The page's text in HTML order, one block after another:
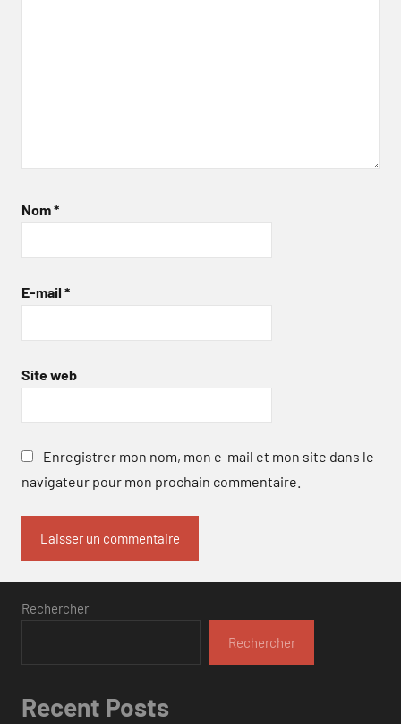
Nom*
E-mail *
Site web
Enregistrer mon nom, mon e-mail et mon site dans le
navigateur pour mon prochain commentaire.
Rechercher
Rechercher
Recent Posts